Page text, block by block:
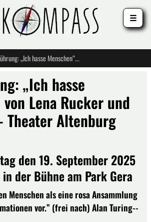
Uraufführung: „Ich hasse Menschen“ von Lena Rucker und Nils Corte - Theater Altenburg Gera
„Ich hasse
von Lena Rucker und
Theater Altenburg
den 19. September 2025
der Bühne am Park Gera
Menschen als eine rosa Ansammlung
vor.” (frei nach) Alan Turing--
☰